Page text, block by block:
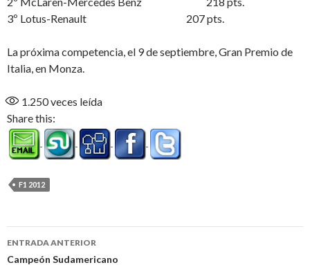
3º Lotus-Renault 207 pts.
La próxima competencia, el 9 de septiembre, Gran Premio de
Italia, en Monza.
1.250veces leída
Share this:
F1 2012
Navegación
de
ENTRADA ANTERIOR
Campeón Sudamericano